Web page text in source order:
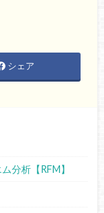
シェア
分析【RFM】